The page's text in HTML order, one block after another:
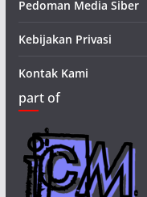
Pedoman Media Siber
Kebijakan Privasi
Kontak Kami
part of